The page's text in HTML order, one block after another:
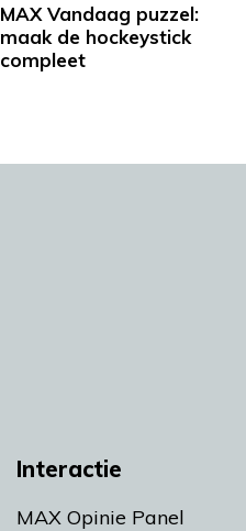
MAX Vandaag puzzel:
maak de hockeystick
compleet
Interactie
MAX Opinie Panel